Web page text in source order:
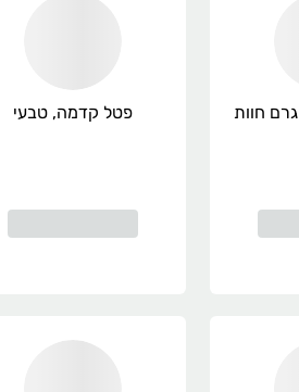
ליים אמיתי 400 גרם חוות
פטל קדמה, טבעי